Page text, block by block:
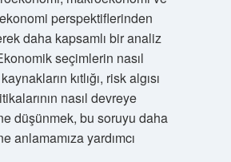
perspektiflerinden
daha kapsamlı bir analiz
seçimlerin nasıl
kıtlığı, risk algısı
nasıl devreye
düşünmek, bu soruyu daha
anlamamıza yardımcı